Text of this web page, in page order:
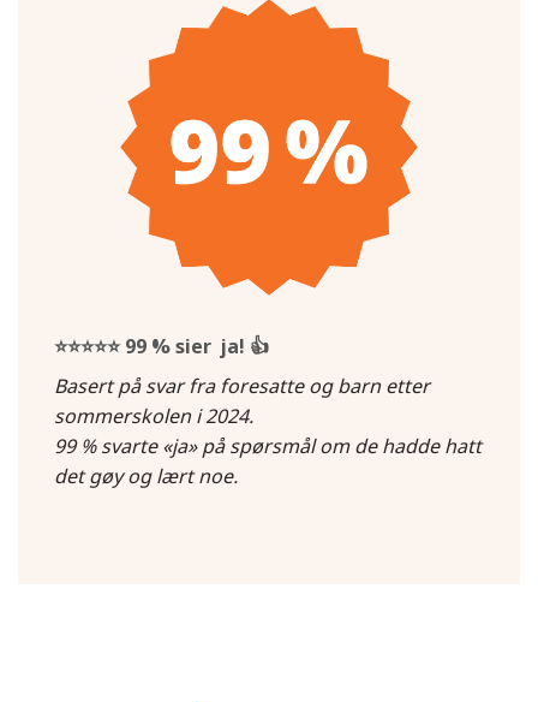
⭐⭐⭐⭐⭐99 % sier ja! 👍
Basert på svar fra foresatte og barn etter
sommerskolen i 2024.
99 % svarte «ja» på spørsmål om de hadde hatt
det gøy og lært noe.